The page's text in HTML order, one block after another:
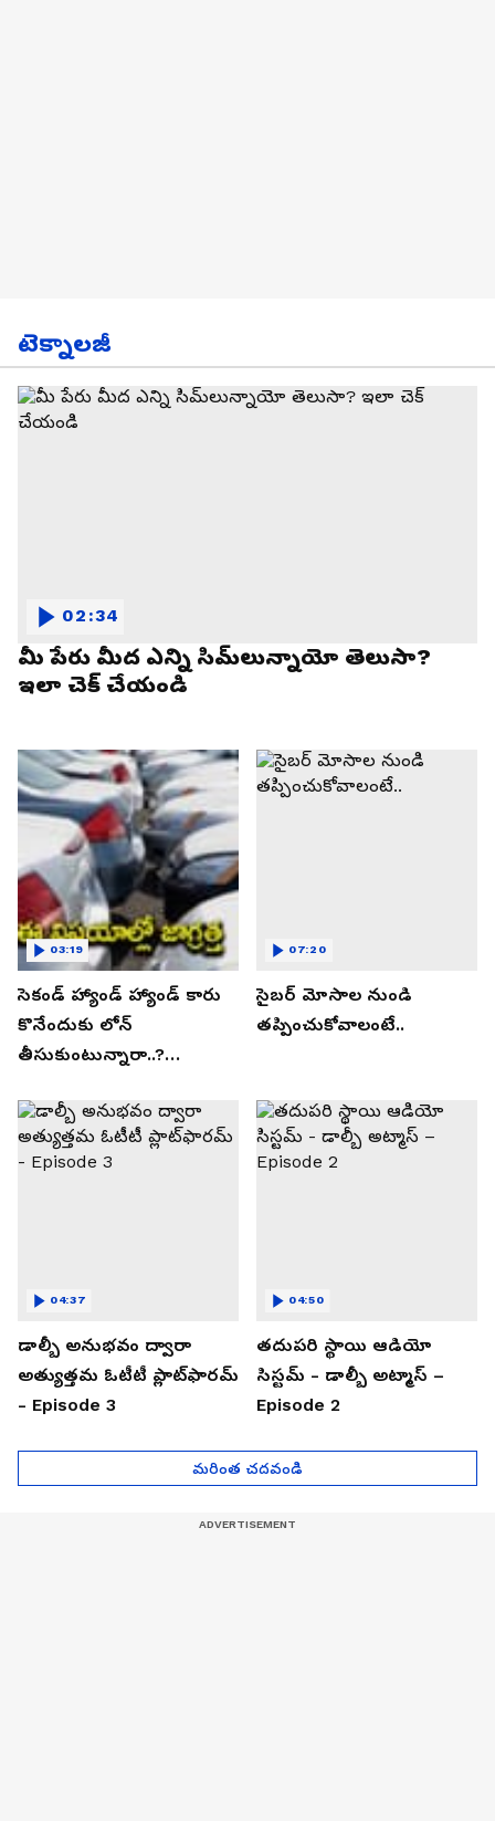
టెక్నాలజీ
మీ పేరు మీద ఎన్ని సిమ్‌లున్నాయో తెలుసా?
ఇలా చెక్ చేయండి
02:34
సెకండ్ హ్యాండ్ హ్యాండ్ కారు
కొనేందుకు లోన్
తీసుకుంటున్నారా..?
తెలుసుకోండి..!
03:19
సైబర్ మోసాల నుండి
తప్పించుకోవాలంటే..
07:20
డాల్బీ అనుభవం ద్వారా
అత్యుత్తమ ఓటీటీ ప్లాట్‌ఫారమ్
- Episode 3
04:37
తదుపరి స్థాయి ఆడియో
సిస్టమ్ - డాల్బీ అట్మాస్ –
Episode 2
04:50
మరింత చదవండి